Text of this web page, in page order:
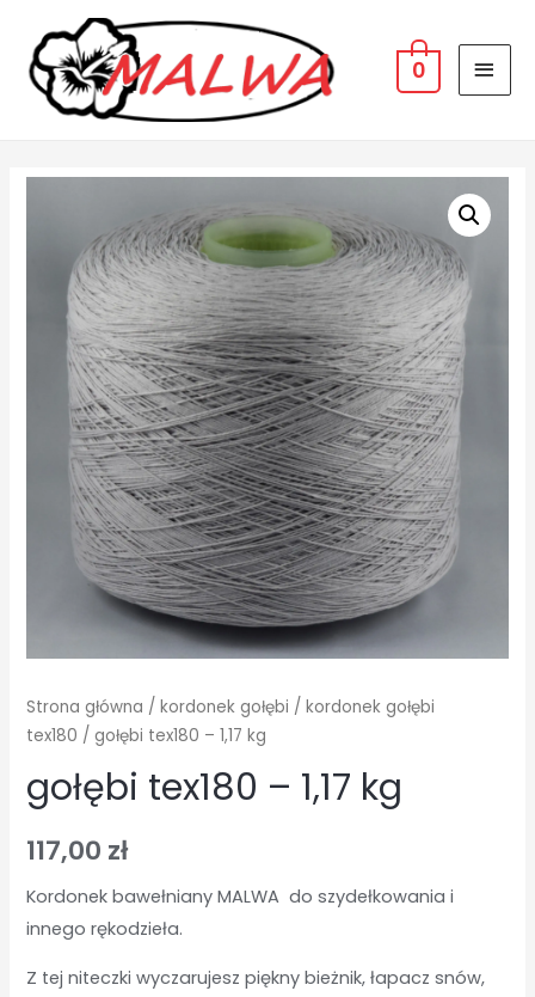
0
Strona główna /kordonek gołębi /kordonek gołębi
tex180 / gołębi tex180 – 1,17 kg
gołębi tex180 – 1,17 kg
117,00 zł
Kordonek bawełniany MALWA do szydełkowania i
innego rękodzieła.
Z tej niteczki wyczarujesz piękny bieżnik, łapacz snów,